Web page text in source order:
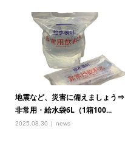
地震など、災害に備えましょう⇒
非常用・給水袋6L（1箱100...
2025.08.30 news